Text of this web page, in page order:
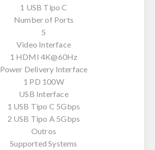
1 USB Tipo C
Number of Ports
5
Video Interface
1 HDMI 4K@60Hz
Power Delivery Interface
1 PD 100W
USB Interface
1 USB Tipo C 5Gbps
2 USB Tipo A 5Gbps
Outros
Supported Systems